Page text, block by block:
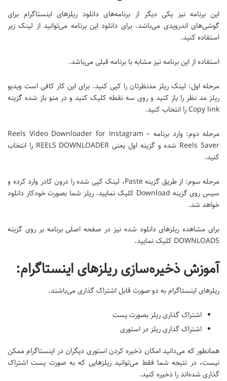
این برنامه نیز یکی دیگر از برنامه‌های دانلود ریلزهای اینستاگرام برای
گوشی‌های اندرویدی می‌باشد. برای دانلود این برنامه می‌توانید از لینک زیر
استفاده کنید.
استفاده از این برنامه نیز مشابه با برنامه قبلی می‌باشد.
مرحله اول: لینک ریلز مدنظرتان را کپی کنید. برای این کار کافی است ویدیو
ریلز مد نظر را باز کنید و روی سه نقطه کلیک کنید و در منو باز شده گزینه
Copy link را انتخاب کنید.
مرحله دوم: وارد برنامه Reels Video Downloader for Instagram –
Reels Saver شده و گزینه اول یعنی REELS DOWNLOADER را انتخاب
کنید.
مرحله سوم: از طریق گزینه Paste، لینک کپی شده را درون کادر وارد کرده و
سپس روی گزینه Download کلیک نمایید. ریلز شما بصورت خودکار دانلود
خواهد شد.
برای مشاهده ریلزهای دانلود شده نیز در صفحه اصلی برنامه بر روی گزینه
DOWNLOADS کلیک نمایید.
آموزش ذخیره‌سازی ریلزهای اینستاگرام:
ریلزهای اینستاگرام به دو صورت قابل اشتراک گذاری می‌باشند.
اشتراک گذاری ریلز بصورت پست
اشتراک گذاری ریلز در استوری
همانطور که می‌دانید امکان ذخیره کردن استوری دیگران در اینستاگرام ممکن
نیست، در نتیجه شما فقط می‌توانید ریلزهایی که به صورت پست اشتراک
گذاری شده‌اند را ذخیره کنید.